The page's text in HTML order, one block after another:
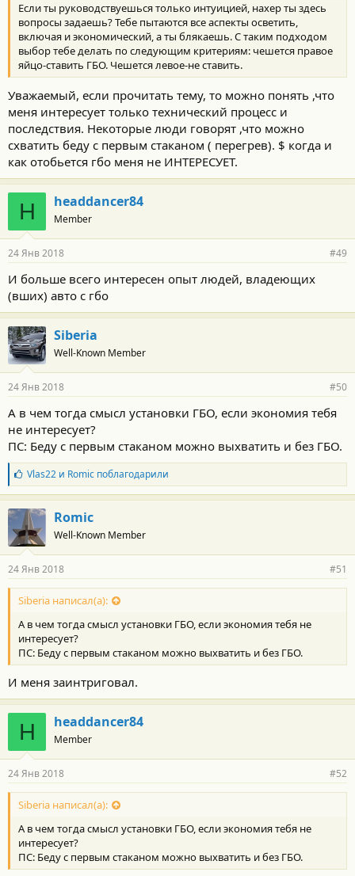
и
:
Если ты руководствуешься только интуицией, нахер ты здесь
вопросы задаешь? Тебе пытаются все аспекты осветить,
включая и экономический, а ты блякаешь. С таким подходом
выбор тебе делать по следующим критериям: чешется правое
яйцо-ставить ГБО. Чешется левое-не ставить.
Уважаемый, если прочитать тему, то можно понять ,что
меня интересует только технический процесс и
последствия. Некоторые люди говорят ,что можно
схватить беду с первым стаканом ( перегрев). $ когда и
как отобьется гбо меня не ИНТЕРЕСУЕТ.
H headdancer84
Member
24 Янв 2018 #49
И больше всего интересен опыт людей, владеющих
(вших) авто с гбо
Siberia
Well-Known Member
24 Янв 2018 #50
А в чем тогда смысл установки ГБО, если экономия тебя
не интересует?
ПС: Беду с первым стаканом можно выхватить и без ГБО.
Б
л
а
г
о
д
а
н
о
с
и
:
Vlas22и Romicпоблагодарили
Romic
Well-Known Member
24 Янв 2018 #51
Siberia написал(а):
А в чем тогда смысл установки ГБО, если экономия тебя не
интересует?
ПС: Беду с первым стаканом можно выхватить и без ГБО.
И меня заинтриговал.
H headdancer84
Member
24 Янв 2018 #52
Siberia написал(а):
А в чем тогда смысл установки ГБО, если экономия тебя не
интересует?
ПС: Беду с первым стаканом можно выхватить и без ГБО.